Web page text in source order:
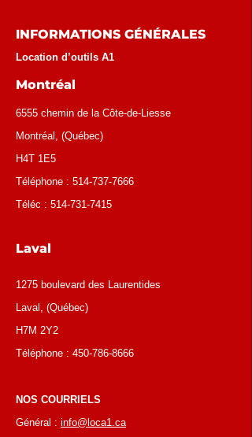
INFORMATIONS GÉNÉRALES
Location d’outils A1
Montréal
6555 chemin de la Côte-de-Liesse
Montréal , (Québec)
H4T 1E5
Téléphone : 514-737-7666
Téléc : 514-731-7415
Laval
1275 boulevard des Laurentides
Laval, (Québec)
H7M 2Y2
Téléphone : 450-786-8666
NOS COURRIELS
Général : info@loca1.ca